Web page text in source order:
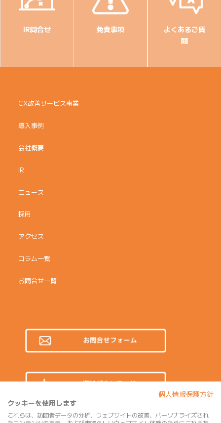
IR問合せ 免責事項
よくあるご質
問
CX改善サービス事業
導入事例
会社概要
IR
ニュース
採用
アクセス
コラム一覧
お問合せ一覧
個人情報保護方針
クッキーを使用します
これらは、訪問者データの分析、ウェブサイトの改善、パーソナライズされ